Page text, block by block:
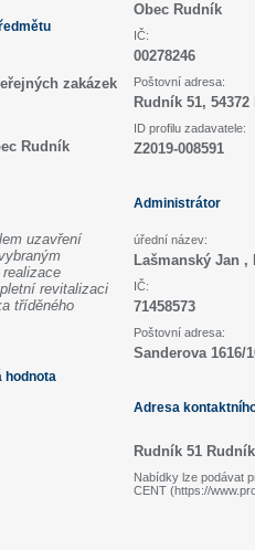
zakázek
Rudník
uzavření
revitalizaci
tříděného
hodnota
Obec Rudník
IČ:
00278246
Poštovní adresa:
Rudník 51,
ID profilu zadavatele:
Z2019-008591
Administrátor
úřední název:
Lašmanský Jan ,
IČ:
71458573
Poštovní adresa:
Sanderova 1616/
Adresa
Rudník 51
Nabídky lze podávat
CENT (https://